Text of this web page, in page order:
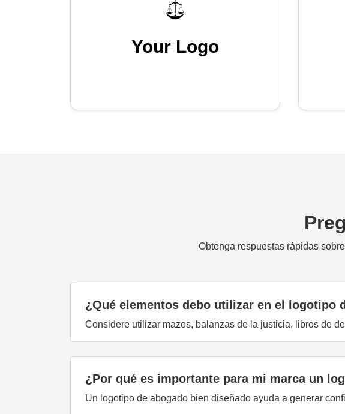
Your Logo
Obtenga respuestas rápidas
¿Qué elementos debo utilizar en el logotipo
Considere utilizar mazos, balanzas de la justicia, libros de
¿Por qué es importante para mi marca un
Un logotipo de abogado bien diseñado ayuda a generar